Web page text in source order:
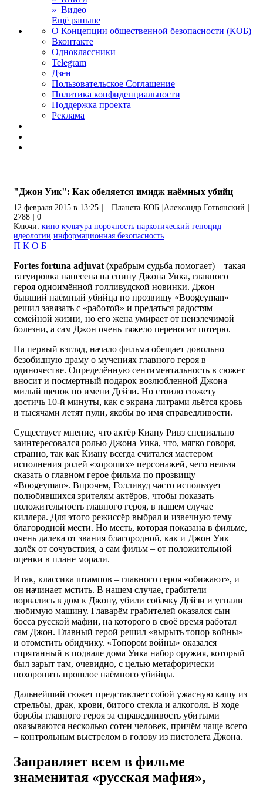
» Видео
Ещё раньше
О Концепции общественной безопасности (КОБ)
Вконтакте
Одноклассники
Telegram
Дзен
Пользовательское Соглашение
Политика конфиденциальности
Поддержка проекта
Реклама
"Джон Уик": Как обеляется имидж наёмных убийц
12 февраля 2015 в 13:25 Планета-КОБ Александр Готвянский
2788
0
Ключи: кино культура порочность наркотический геноцид
идеологии информационная безопасность
П К О Б
Fortes fortuna adjuvat (храбрым судьба помогает) – такая
татуировка нанесена на спину Джона Уика, главного
героя одноимённой голливудской новинки. Джон –
бывший наёмный убийца по прозвищу «Boogeyman»
решил завязать с «работой» и предаться радостям
семейной жизни, но его жена умирает от неизлечимой
болезни, а сам Джон очень тяжело переносит потерю.
На первый взгляд, начало фильма обещает довольно
безобидную драму о мучениях главного героя в
одиночестве. Определённую сентиментальность в сюжет
вносит и посмертный подарок возлюбленной Джона –
милый щенок по имени Дейзи. Но стоило сюжету
достичь 10-й минуты, как с экрана литрами льётся кровь
и тысячами летят пули, якобы во имя справедливости.
Существует мнение, что актёр Киану Ривз специально
заинтересовался ролью Джона Уика, что, мягко говоря,
странно, так как Киану всегда считался мастером
исполнения ролей «хороших» персонажей, чего нельзя
сказать о главном герое фильма по прозвищу
«Boogeyman». Впрочем, Голливуд часто использует
полюбившихся зрителям актёров, чтобы показать
положительность главного героя, в нашем случае
киллера. Для этого режиссёр выбрал и извечную тему
благородной мести. Но месть, которая показана в фильме,
очень далека от звания благородной, как и Джон Уик
далёк от сочувствия, а сам фильм – от положительной
оценки в плане морали.
Итак, классика штампов – главного героя «обижают», и
он начинает мстить. В нашем случае, грабители
ворвались в дом к Джону, убили собачку Дейзи и угнали
любимую машину. Главарём грабителей оказался сын
босса русской мафии, на которого в своё время работал
сам Джон. Главный герой решил «вырыть топор войны»
и отомстить обидчику. «Топором войны» оказался
спрятанный в подвале дома Уика набор оружия, который
был зарыт там, очевидно, с целью метафорически
похоронить прошлое наёмного убийцы.
Дальнейший сюжет представляет собой ужасную кашу из
стрельбы, драк, крови, битого стекла и алкоголя. В ходе
борьбы главного героя за справедливость убитыми
оказываются несколько сотен человек, причём чаще всего
– контрольным выстрелом в голову из пистолета Джона.
Заправляет всем в фильме
знаменитая «русская мафия»,